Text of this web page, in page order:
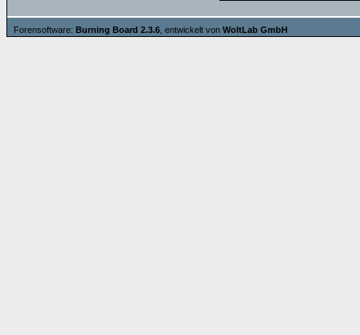
Forensoftware: Burning Board 2.3.6 , entwickelt von WoltLab GmbH